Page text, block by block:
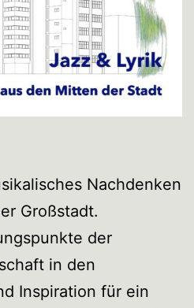
Nachdenken
Großstadt.
der
in den
Inspiration für ein